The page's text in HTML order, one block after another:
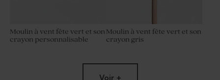
Moulin à vent fête vert et son
crayon personnalisable
Moulin à vent fête vert et son
crayon gris
Voir +